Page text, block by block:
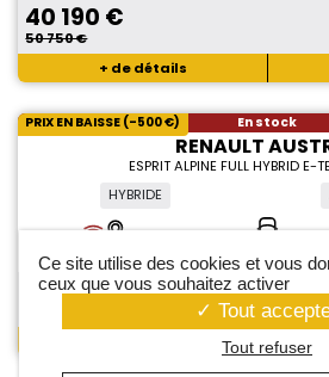
40 190 €
50 750 €
+ de détails
En stock
PRIX EN BAISSE (-500 €)
RENAULT
ESPRIT ALPINE FULL HYBRID
HYBRIDE
37 890 €
Ce site utilise des cookies et vous
ceux que vous souhaitez activer
Tout
Tout refuser